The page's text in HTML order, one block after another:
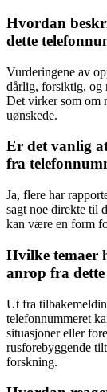
Hvordan
dette
Vurderingene av
dårlig, forsiktig, og
Det virker som om
uønskede.
Er det vanlig
fra
Ja, flere har
sagt noe direkte til
kan være en form
Hvilke temaer
anrop fra
Ut fra
telefonnummeret
situasjoner eller
rusforebyggende
forskning.